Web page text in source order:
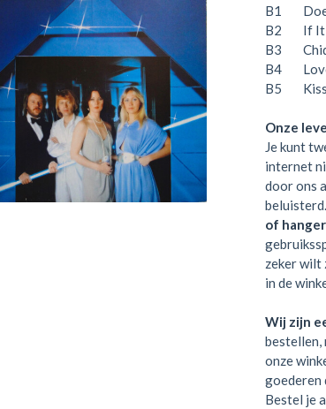
B1
B2 If It
B3
B4
B5
Onze
Je kunt
internet
door ons
of
zeker wilt
in de
Wij zijn
bestellen,
onze
goederen
Bestel je